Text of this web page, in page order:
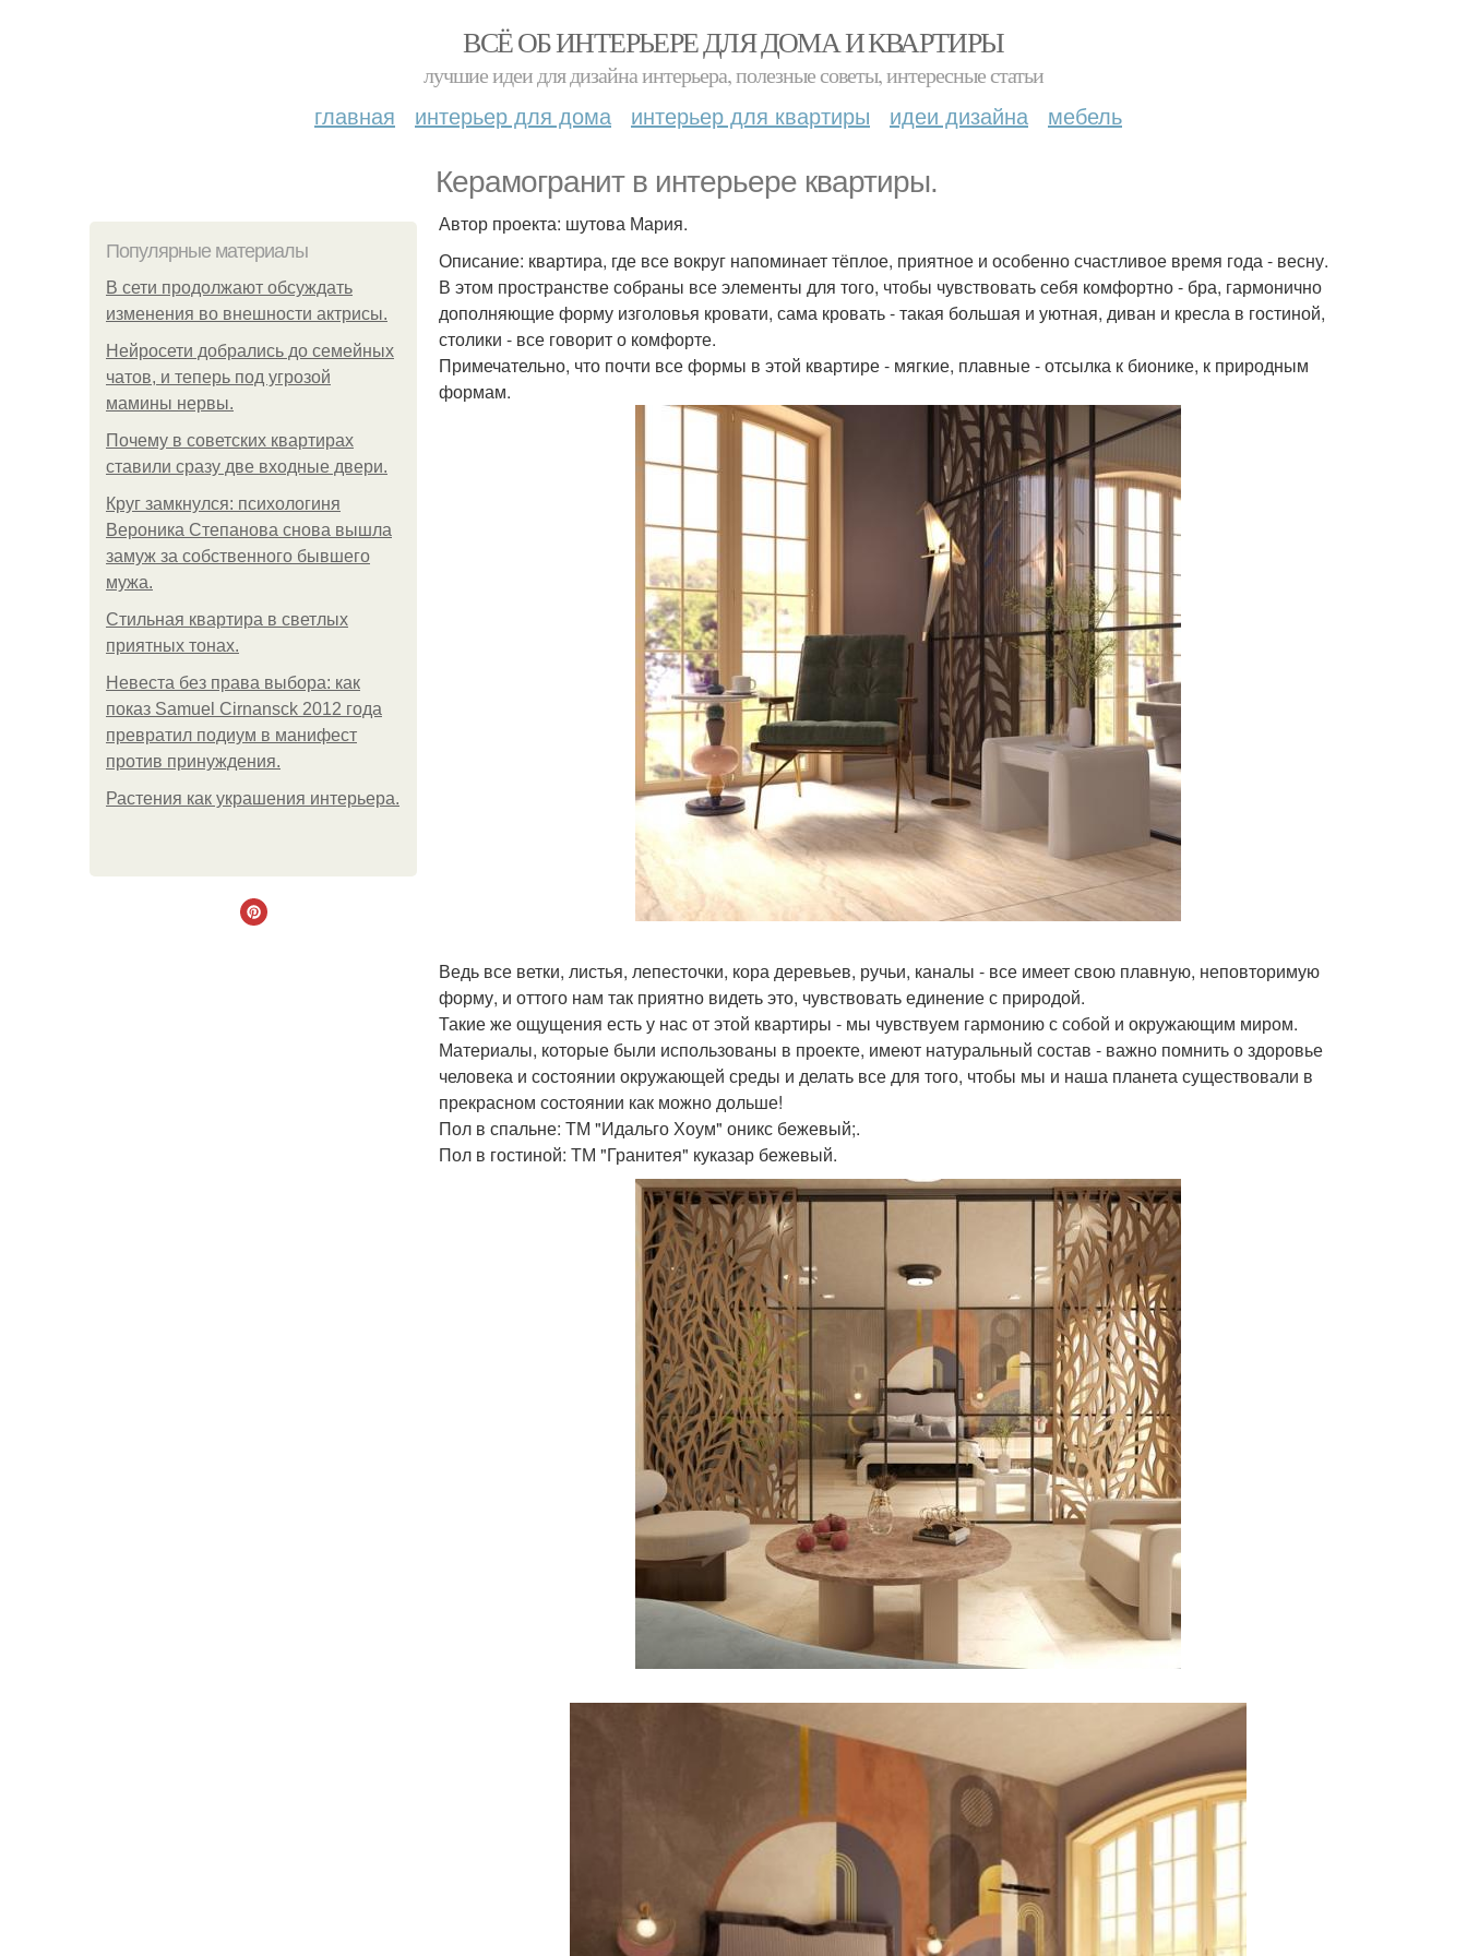
ВСЁ ОБ ИНТЕРЬЕРЕ ДЛЯ ДОМА И КВАРТИРЫ
лучшие идеи для дизайна интерьера, полезные советы, интересные статьи
главная интерьер для дома интерьер для квартиры идеи дизайна мебель
Керамогранит в интерьере квартиры.
Популярные материалы
В сети продолжают обсуждать
изменения во внешности актрисы.
Нейросети добрались до семейных
чатов, и теперь под угрозой
мамины нервы.
Почему в советских квартирах
ставили сразу две входные двери.
Круг замкнулся: психологиня
Вероника Степанова снова вышла
замуж за собственного бывшего
мужа.
Стильная квартира в светлых
приятных тонах.
Невеста без права выбора: как
показ Samuel Cirnansck 2012 года
превратил подиум в манифест
против принуждения.
Растения как украшения интерьера.
Автор проекта: шутова Мария.
Описание: квартира, где все вокруг напоминает тёплое, приятное и особенно счастливое время года - весну.
В этом пространстве собраны все элементы для того, чтобы чувствовать себя комфортно - бра, гармонично
дополняющие форму изголовья кровати, сама кровать - такая большая и уютная, диван и кресла в гостиной,
столики - все говорит о комфорте.
Примечательно, что почти все формы в этой квартире - мягкие, плавные - отсылка к бионике, к природным
формам.
Ведь все ветки, листья, лепесточки, кора деревьев, ручьи, каналы - все имеет свою плавную, неповторимую
форму, и оттого нам так приятно видеть это, чувствовать единение с природой.
Такие же ощущения есть у нас от этой квартиры - мы чувствуем гармонию с собой и окружающим миром.
Материалы, которые были использованы в проекте, имеют натуральный состав - важно помнить о здоровье
человека и состоянии окружающей среды и делать все для того, чтобы мы и наша планета существовали в
прекрасном состоянии как можно дольше!
Пол в спальне: ТМ "Идальго Хоум" оникс бежевый;.
Пол в гостиной: ТМ "Гранитея" куказар бежевый.